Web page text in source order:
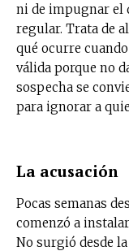
ni de impugnar el
regular. Trata de
qué ocurre
válida porque no
sospecha se
para ignorar a
La acusación
Pocas semanas
comenzó a
No surgió desde